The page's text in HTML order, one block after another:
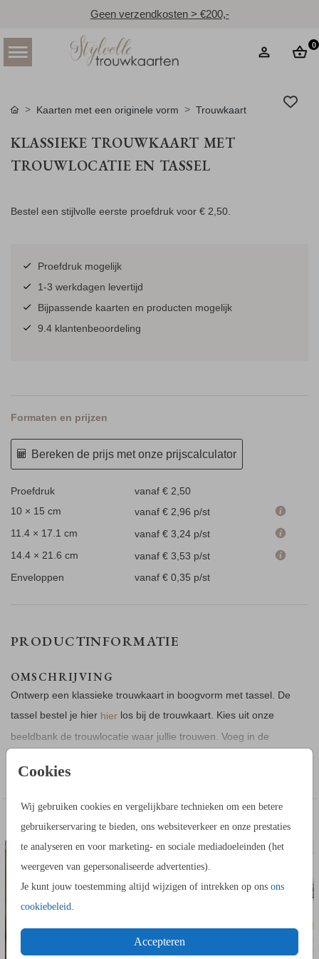
Geen verzendkosten > €200,-
0
Cookies
Wij gebruiken cookies en vergelijkbare technieken om een betere
gebruikerservaring te bieden, ons websiteverkeer en onze prestaties
te analyseren en voor marketing- en sociale mediadoeleinden (het
weergeven van gepersonaliseerde advertenties).
Je kunt jouw toestemming altijd wijzigen of intrekken op ons ons
cookiebeleid.
Accepteren
Kaarten met een originele vorm Trouwkaart
KLASSIEKE TROUWKAART MET
TROUWLOCATIE EN TASSEL
Bestel een stijlvolle eerste proefdruk voor € 2,50.
Proefdruk mogelijk
1-3 werkdagen levertijd
Bijpassende kaarten en producten mogelijk
9.4 klantenbeoordeling
Formaten en prijzen
Bereken de prijs met onze prijscalculator
Proefdruk
vanaf € 2,50
10 × 15 cm
vanaf € 2,96 p/st
11.4 × 17.1 cm
vanaf € 3,24 p/st
14.4 × 21.6 cm
vanaf € 3,53 p/st
Enveloppen
vanaf € 0,35 p/st
PRODUCTINFORMATIE
OMSCHRIJVING
Ontwerp een klassieke trouwkaart in boogvorm met tassel. De
tassel bestel je hier hier los bij de trouwkaart. Kies uit onze
beeldbank de trouwlocatie waar jullie trouwen. Voeg in de
Toon meer
DIT VIND JE MISSCHIEN OOK LEUK